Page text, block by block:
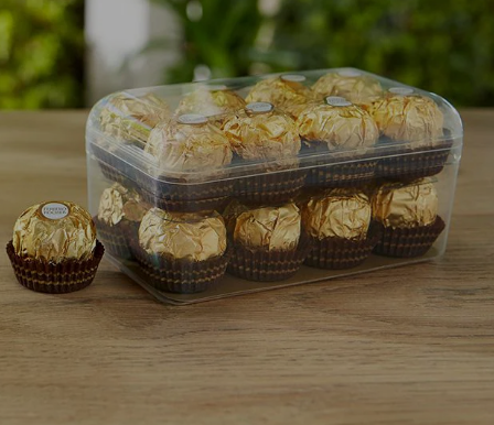
NEWS UND STORIES